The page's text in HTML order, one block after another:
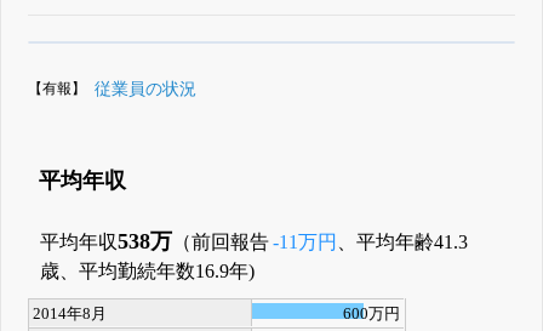
く追える
無料でβ版をはじめる
【有報】 従業員の状況
平均年収
平均年収538万 （前回報告-11万円
、平均年齢41.3
歳、平均勤続年数16.9年)
2014年8月
600万円